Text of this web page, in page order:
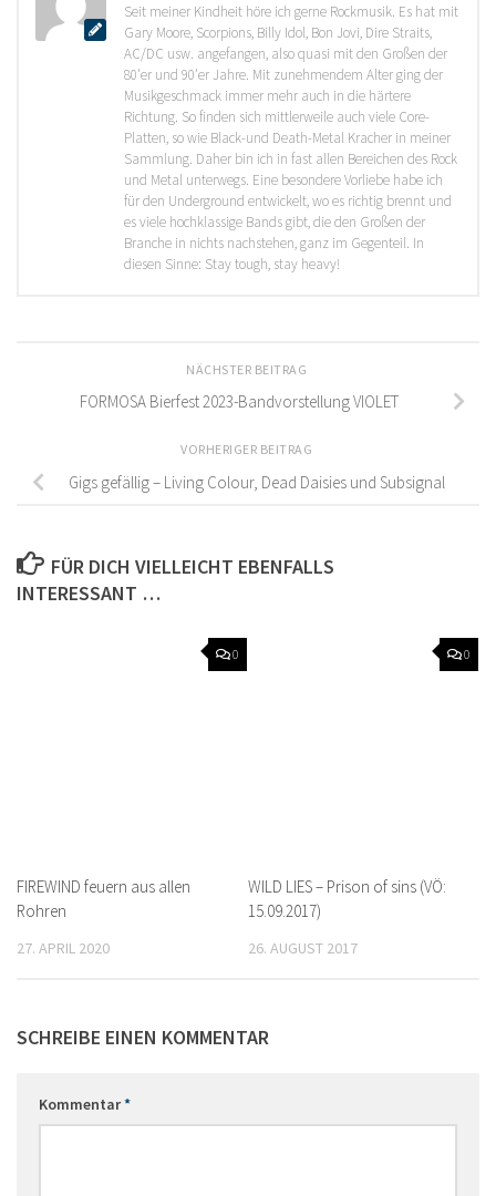
Seit meiner Kindheit höre ich gerne Rockmusik. Es hat mit
Gary Moore, Scorpions, Billy Idol, Bon Jovi, Dire Straits,
AC/DC usw. angefangen, also quasi mit den Großen der
80'er und 90'er Jahre. Mit zunehmendem Alter ging der
Musikgeschmack immer mehr auch in die härtere
Richtung. So finden sich mittlerweile auch viele Core-
Platten, so wie Black-und Death-Metal Kracher in meiner
Sammlung. Daher bin ich in fast allen Bereichen des Rock
und Metal unterwegs. Eine besondere Vorliebe habe ich
für den Underground entwickelt, wo es richtig brennt und
es viele hochklassige Bands gibt, die den Großen der
Branche in nichts nachstehen, ganz im Gegenteil. In
diesen Sinne: Stay tough, stay heavy!
NÄCHSTER BEITRAG
FORMOSA Bierfest 2023-Bandvorstellung VIOLET
VORHERIGER BEITRAG
Gigs gefällig – Living Colour, Dead Daisies und Subsignal
FÜR DICH VIELLEICHT EBENFALLS
INTERESSANT …
0
FIREWIND feuern aus allen
Rohren
27. APRIL 2020
0
WILD LIES – Prison of sins (VÖ:
15.09.2017)
26. AUGUST 2017
SCHREIBE EINEN KOMMENTAR
Kommentar*